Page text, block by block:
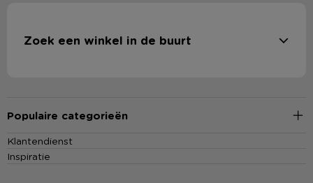
Zoek een winkel in de buurt
Populaire categorieën
Klantendienst
Inspiratie